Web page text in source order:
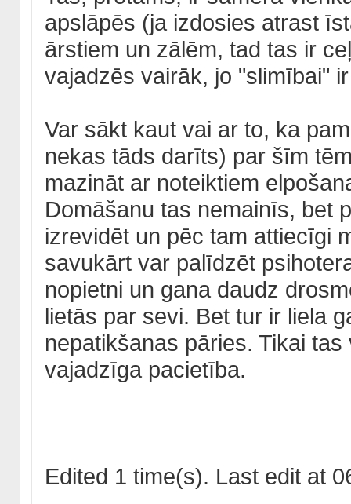
apslāpēs (ja izdosies atrast
ārstiem un zālēm, tad tas ir
vajadzēs vairāk, jo "slimībai"
Var sākt kaut vai ar to, ka
nekas tāds darīts) par šīm
mazināt ar noteiktiem
Domāšanu tas nemainīs, bet
izrevidēt un pēc tam attiecīgi
savukārt var palīdzēt
nopietni un gana daudz
lietās par sevi. Bet tur ir liela
nepatikšanas pāries. Tikai
vajadzīga pacietība.
Edited 1 time(s). Last edit at